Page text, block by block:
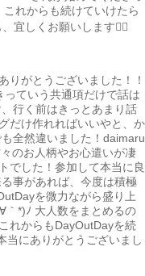
れからも続けていけたら
宜しくお願いします🙇‍♂️
りがとうございました！！
ていう共通項だけで話は
行く前はきっとあまり話
だけ作れればいいやと、か
全然違いました！daimaru
のお人柄やお心遣いが凄
でした！参加して本当に良
事があれば、今度は積極
を微力ながら盛り上
*)ﾉ 大人数をまとめるの
れからもDayOutDayを続
当にありがとうございまし